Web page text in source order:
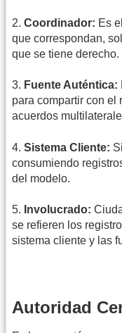
2. Coordinador: Es
que correspondan,
que se tiene derecho.
3. Fuente Auténtica:
para compartir con el
acuerdos
4. Sistema Cliente:
consumiendo
del modelo.
5. Involucrado:
se refieren los
sistema cliente y las
Autoridad